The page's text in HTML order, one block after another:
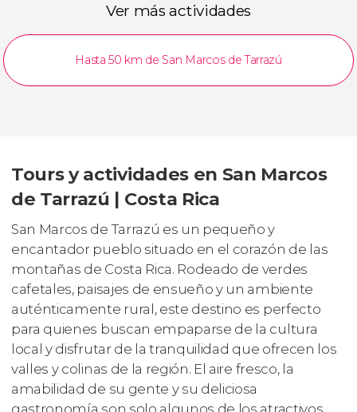
Ver más actividades
Hasta 50 km de San Marcos de Tarrazú
Tours y actividades en San Marcos
de Tarrazú | Costa Rica
San Marcos de Tarrazú es un pequeño y
encantador pueblo situado en el corazón de las
montañas de Costa Rica. Rodeado de verdes
cafetales, paisajes de ensueño y un ambiente
auténticamente rural, este destino es perfecto
para quienes buscan empaparse de la cultura
local y disfrutar de la tranquilidad que ofrecen los
valles y colinas de la región. El aire fresco, la
amabilidad de su gente y su deliciosa
gastronomía son solo algunos de los atractivos